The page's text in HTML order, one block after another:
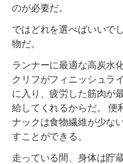
のが必要だ。
ではどれを選べばいいで
物だ。
ランナーに最適な高炭水
クリフがフィニッシュラ
に入り、疲労した筋肉が
給してくれるからだ。 便
ナックは食物繊維が少な
すことができる。
走っている間、身体は貯